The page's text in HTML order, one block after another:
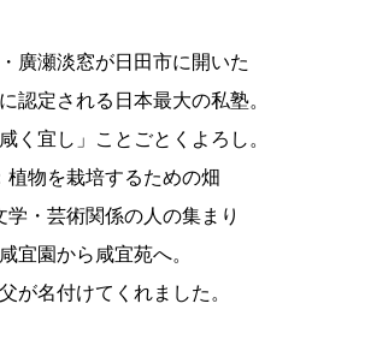
廣瀬淡窓が日田市に開いた
認定される日本最大の私塾。
く宜し」ことごとくよろし。
植物を栽培するための畑
学・芸術関係の人の集まり
咸宜園から咸宜苑へ。
が名付けてくれました。